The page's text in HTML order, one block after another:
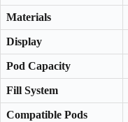
Materials
Display
Pod Capacity
Fill System
Compatible Pods